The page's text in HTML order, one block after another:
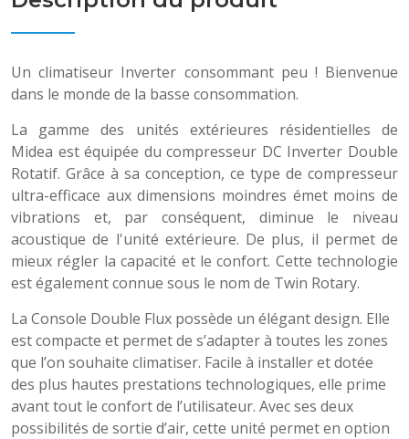
Un climatiseur Inverter consommant peu ! Bienvenue
dans le monde de la basse consommation.
La gamme des unités extérieures résidentielles de
Midea est équipée du compresseur DC Inverter Double
Rotatif. Grâce à sa conception, ce type de compresseur
ultra-efficace aux dimensions moindres émet moins de
vibrations et, par conséquent, diminue le niveau
acoustique de l'unité extérieure. De plus, il permet de
mieux régler la capacité et le confort. Cette technologie
est également connue sous le nom de Twin Rotary.
La Console Double Flux possède un élégant design. Elle
est compacte et permet de s’adapter à toutes les zones
que l’on souhaite climatiser. Facile à installer et dotée
des plus hautes prestations technologiques, elle prime
avant tout le confort de l’utilisateur. Avec ses deux
possibilités de sortie d’air, cette unité permet en option